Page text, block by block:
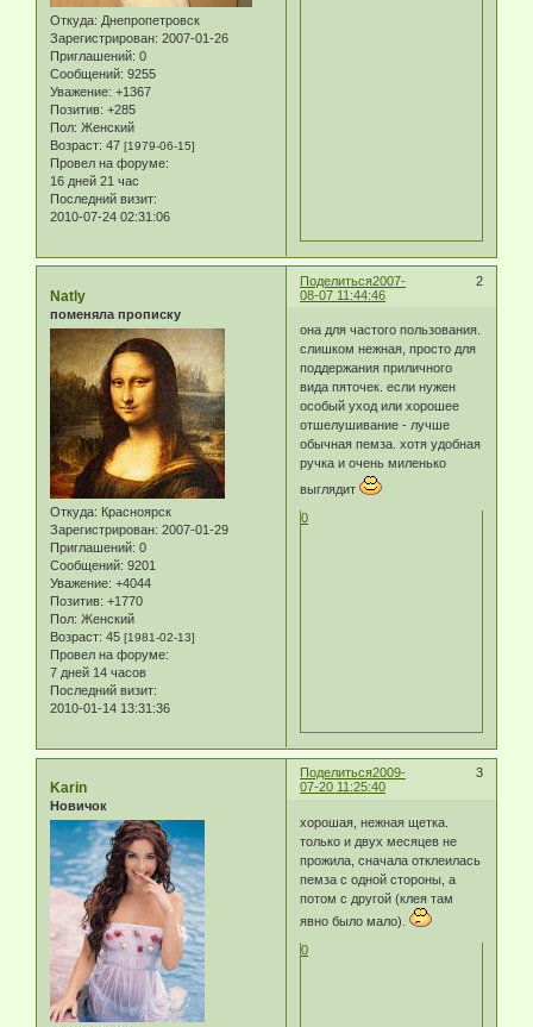
Откуда: Днепропетровск
Зарегистрирован: 2007-01-26
Приглашений: 0
Сообщений: 9255
Уважение: +1367
Позитив: +285
Пол: Женский
Возраст: 47 [1979-06-15]
Провел на форуме:
16 дней 21 час
Последний визит:
2010-07-24 02:31:06
Поделиться 2
2007-
08-07 11:44:46
Natly
поменяла прописку
Откуда: Красноярск
Зарегистрирован: 2007-01-29
Приглашений: 0
Сообщений: 9201
Уважение: +4044
Позитив: +1770
Пол: Женский
Возраст: 45 [1981-02-13]
Провел на форуме:
7 дней 14 часов
Последний визит:
2010-01-14 13:31:36
она для частого пользования.
слишком нежная, просто для
поддержания приличного
вида пяточек. если нужен
особый уход или хорошее
отшелушивание - лучше
обычная пемза. хотя удобная
ручка и очень миленько
выглядит
0
Поделиться 3
2009-
07-20 11:25:40
Karin
Новичок
хорошая, нежная щетка.
только и двух месяцев не
прожила, сначала отклеилась
пемза с одной стороны, а
потом с другой (клея там
явно было мало).
0